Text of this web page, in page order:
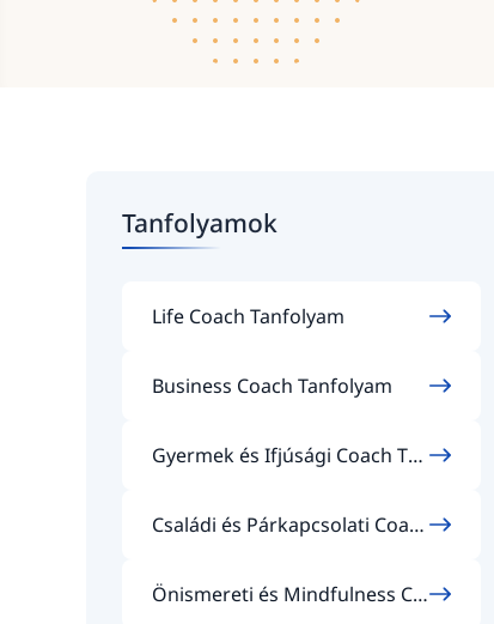
Tanfolyamok
Life Coach Tanfolyam
Business Coach Tanfolyam
Gyermek és Ifjúsági Coach Tan
Családi és Párkapcsolati Coac
Önismereti és Mindfulness Co